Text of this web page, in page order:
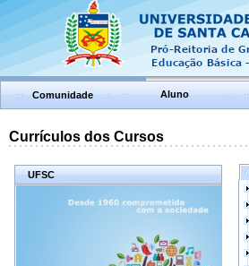
Comunidade Aluno
Currículos dos Cursos
UFSC